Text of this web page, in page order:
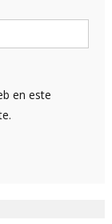
en este